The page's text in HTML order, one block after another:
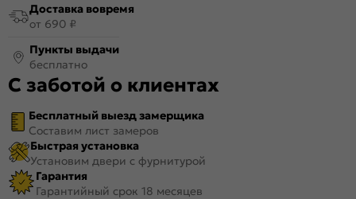
Доставка вовремя
от 690 ₽
Пункты выдачи
бесплатно
С заботой о клиентах
Бесплатный выезд замерщика
Составим лист замеров
Быстрая установка
Установим двери с фурнитурой
Гарантия
Гарантийный срок 18 месяцев